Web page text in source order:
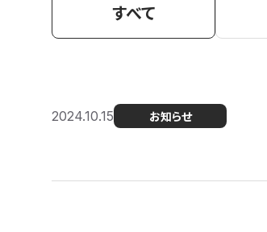
すべて
2024.10.15 お知らせ